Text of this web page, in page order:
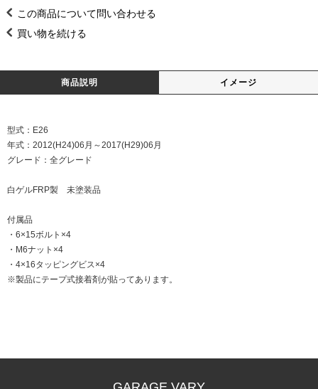
この商品について問い合わせる
買い物を続ける
商品説明 イメージ
型式：E26
年式：2012(H24)06月～2017(H29)06月
グレード：全グレード
白ゲルFRP製 未塗装品
付属品
・6×15ボルト×4
・M6ナット×4
・4×16タッピングビス×4
※製品にテープ式接着剤が貼ってあります。